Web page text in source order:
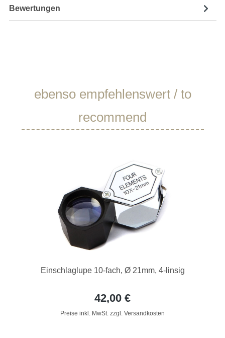
Bewertungen
Produktgalerie überspringen
ebenso empfehlenswert / to
recommend
Einschlaglupe 10-fach, Ø 21mm, 4-linsig
42,00 €
Preise inkl. MwSt. zzgl. Versandkosten